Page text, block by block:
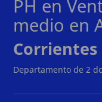
PH en
medio en
Corrientes
Departamento de 2